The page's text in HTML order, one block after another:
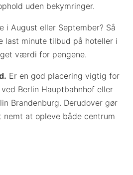
uden bekymringer.
i August eller September? Så
last minute tilbud på hoteller i
værdi for pengene.
Er en god placering vigtig for
Berlin Hauptbahnhof eller
Brandenburg. Derudover gør
at opleve både centrum